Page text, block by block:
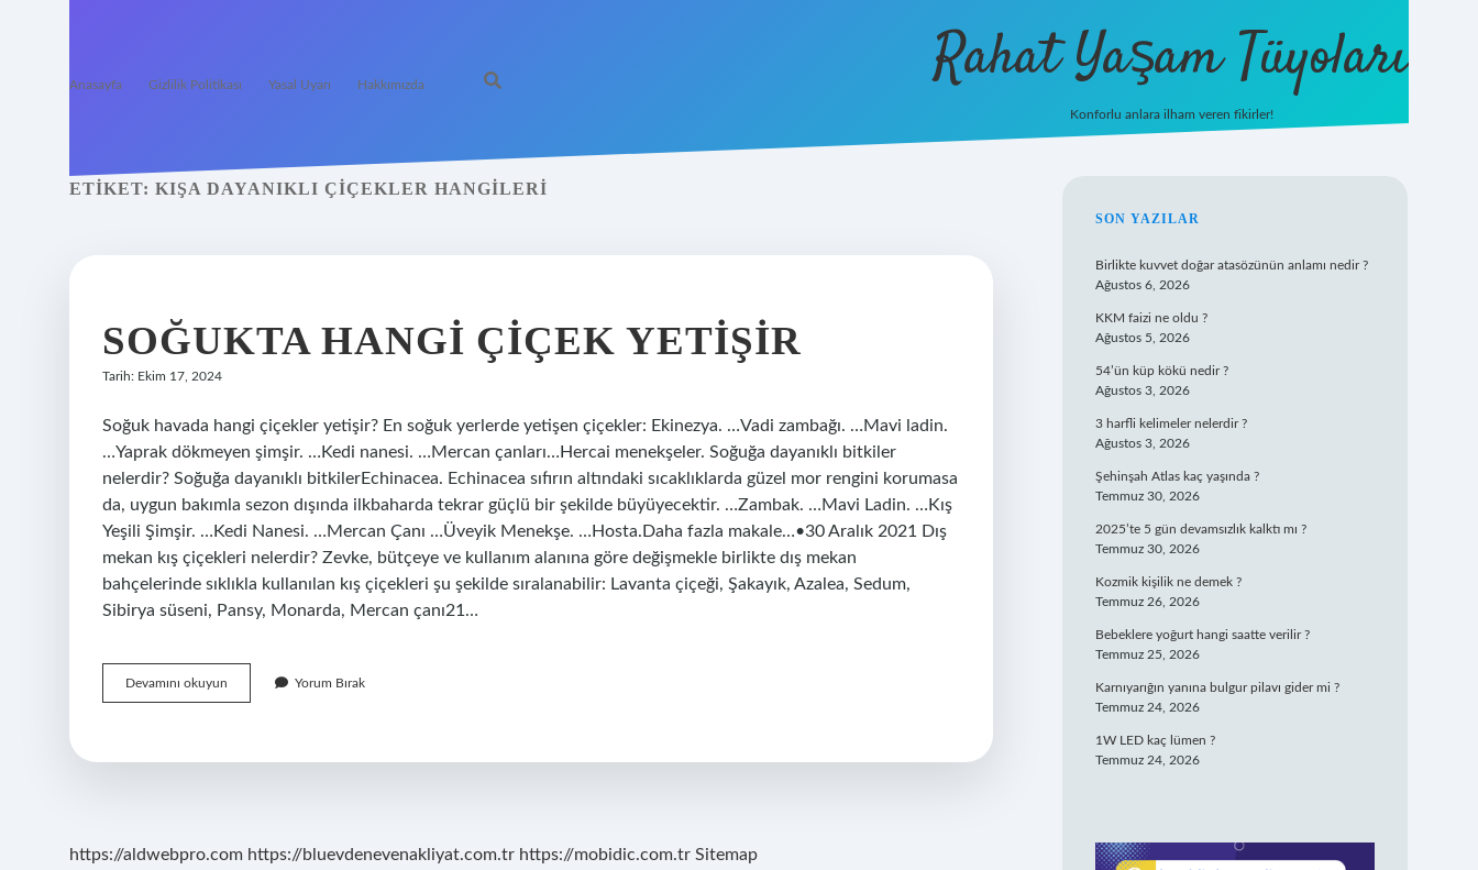
Anasayfa Gizlilik Politikası Yasal Uyarı Hakkımızda Rahat Yaşam Tüyoları
Konforlu anlara ilham veren fikirler!
ETIKET: KIŞA DAYANIKLI ÇIÇEKLER HANGILERI
SOĞUKTA HANGI ÇIÇEK YETIŞIR
Tarih: Ekim 17, 2024
Soğuk havada hangi çiçekler yetişir? En soğuk yerlerde yetişen çiçekler: Ekinezya. …Vadi zambağı. …Mavi ladin.
…Yaprak dökmeyen şimşir. …Kedi nanesi. …Mercan çanları…Hercai menekşeler. Soğuğa dayanıklı bitkiler
nelerdir? Soğuğa dayanıklı bitkilerEchinacea. Echinacea sıfırın altındaki sıcaklıklarda güzel mor rengini korumasa
da, uygun bakımla sezon dışında ilkbaharda tekrar güçlü bir şekilde büyüyecektir. …Zambak. …Mavi Ladin. …Kış
Yeşili Şimşir. …Kedi Nanesi. …Mercan Çanı …Üveyik Menekşe. …Hosta.Daha fazla makale…•30 Aralık 2021 Dış
mekan kış çiçekleri nelerdir? Zevke, bütçeye ve kullanım alanına göre değişmekle birlikte dış mekan
bahçelerinde sıklıkla kullanılan kış çiçekleri şu şekilde sıralanabilir: Lavanta çiçeği, Şakayık, Azalea, Sedum,
Sibirya süseni, Pansy, Monarda, Mercan çanı21…
Devamını okuyun
Hangi
Yorum Bırak
https://aldwebpro.com https://bluevdenevenakliyat.com.tr https://mobidic.com.tr Sitemap
SIDEBAR
SON YAZILAR
Birlikte kuvvet doğar atasözünün anlamı nedir ?
Ağustos 6, 2026
KKM faizi ne oldu ?
Ağustos 5, 2026
54’ün küp kökü nedir ?
Ağustos 3, 2026
3 harfli kelimeler nelerdir ?
Ağustos 3, 2026
Şehinşah Atlas kaç yaşında ?
Temmuz 30, 2026
2025’te 5 gün devamsızlık kalktı mı ?
Temmuz 30, 2026
Kozmik kişilik ne demek ?
Temmuz 26, 2026
Bebeklere yoğurt hangi saatte verilir ?
Temmuz 25, 2026
Karnıyarığın yanına bulgur pilavı gider mi ?
Temmuz 24, 2026
1W LED kaç lümen ?
Temmuz 24, 2026